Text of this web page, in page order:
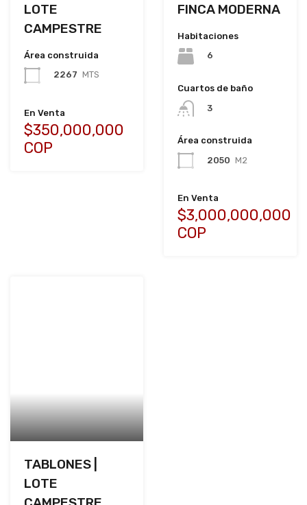
LOTE
CAMPESTRE
Área construida
2267 MTS
En Venta
$350,000,000
COP
FINCA MODERNA
Habitaciones
6
Cuartos de baño
3
Área construida
2050 M2
En Venta
$3,000,000,000
COP
TABLONES |
LOTE